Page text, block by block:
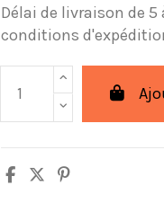
Délai de livraison de
conditions